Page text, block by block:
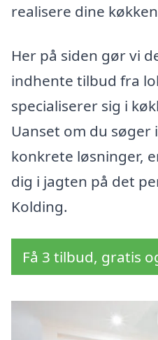
realisere dine
Her på siden gør vi
indhente tilbud fra
specialiserer sig i
Uanset om du
konkrete løsninger,
dig i jagten på det
Kolding.
Få 3 tilbud, gratis